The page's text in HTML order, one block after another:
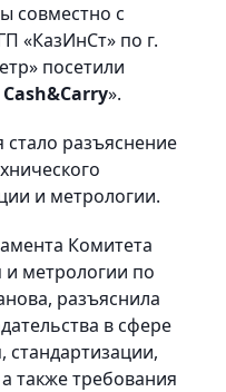
совместно с
«КазИнСт» по г.
посетили
Cash&Carry».
разъяснение
и метрологии.
Комитета
и метрологии по
разъяснила
в сфере
стандартизации,
также требования